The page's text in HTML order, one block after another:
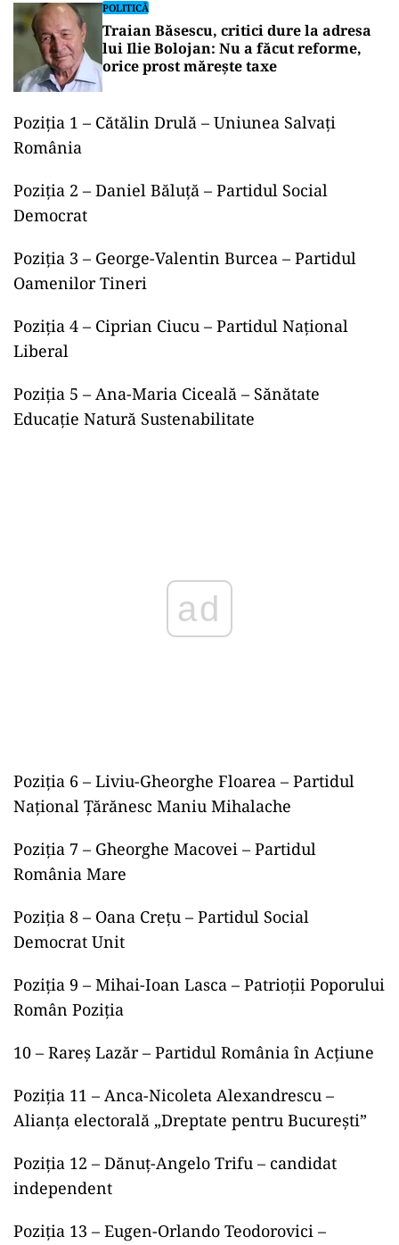
POLITICĂ
Traian Băsescu, critici dure la adresa
lui Ilie Bolojan: Nu a făcut reforme,
orice prost mărește taxe
Poziţia 1 – Cătălin Drulă – Uniunea Salvaţi
România
Poziţia 2 – Daniel Băluţă – Partidul Social
Democrat
Poziţia 3 – George-Valentin Burcea – Partidul
Oamenilor Tineri
Poziţia 4 – Ciprian Ciucu – Partidul Naţional
Liberal
Poziţia 5 – Ana-Maria Ciceală – Sănătate
Educaţie Natură Sustenabilitate
ad
Poziţia 6 – Liviu-Gheorghe Floarea – Partidul
Naţional Ţărănesc Maniu Mihalache
Poziţia 7 – Gheorghe Macovei – Partidul
România Mare
Poziţia 8 – Oana Creţu – Partidul Social
Democrat Unit
Poziţia 9 – Mihai-Ioan Lasca – Patrioţii Poporului
Român Poziţia
10 – Rareş Lazăr – Partidul România în Acţiune
Poziţia 11 – Anca-Nicoleta Alexandrescu –
Alianţa electorală „Dreptate pentru Bucureşti”
Poziţia 12 – Dănuţ-Angelo Trifu – candidat
independent
Poziţia 13 – Eugen-Orlando Teodorovici –